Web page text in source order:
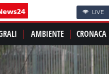
LIVE
AMBIENTE CRONACA